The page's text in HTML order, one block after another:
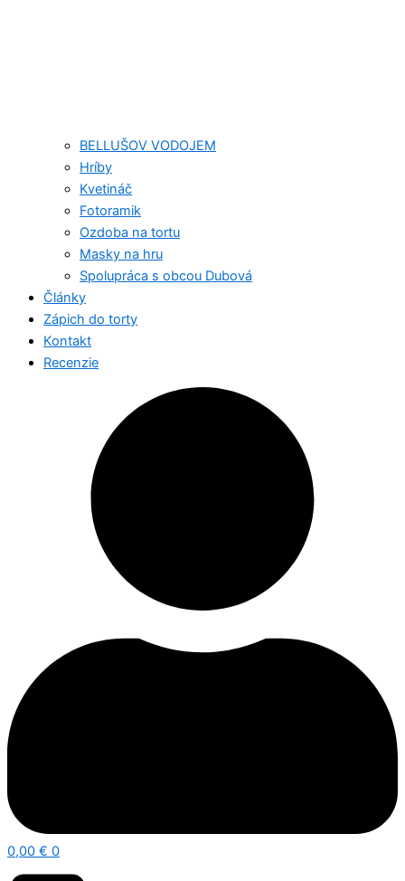
BELLUŠOV VODOJEM
Hríby
Kvetináč
Fotoramik
Ozdoba na tortu
Masky na hru
Spolupráca s obcou Dubová
Články
Zápich do torty
Kontakt
Recenzie
0,00 € 0